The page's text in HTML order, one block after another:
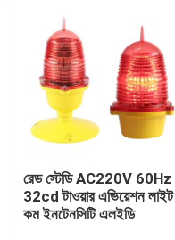
পণ্য
আমাদের সম্পর্কে
মান নিয়ন্ত্রণ
রেড স্টেডি AC220V 60Hz
32cd টাওয়ার এভিয়েশন লাইট
কম ইনটেনসিটি এলইডি